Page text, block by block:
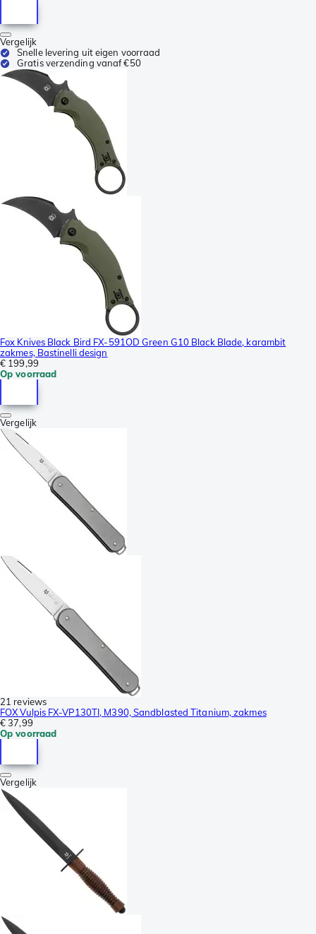
Vergelijk
Snelle levering uit eigen voorraad
Gratis verzending vanaf €50
Fox Knives Black Bird FX-591OD Green G10 Black Blade, karambit
zakmes, Bastinelli design
€ 199,99
Op voorraad
Vergelijk
21 reviews
FOX Vulpis FX-VP130TI, M390, Sandblasted Titanium, zakmes
€ 37,99
Op voorraad
Vergelijk